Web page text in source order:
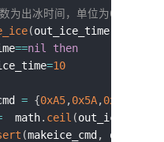
为出冰时间，单位为0.1秒，
(out_ice_time
==nil
then
=10
= {0xA5,0x5A,0x01
  math
. ceil (out_ice_time
(makeice_cmd , out_time